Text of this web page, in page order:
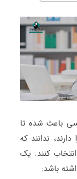
باعث شده تا
ندانند که
کنند. یک
باشد: